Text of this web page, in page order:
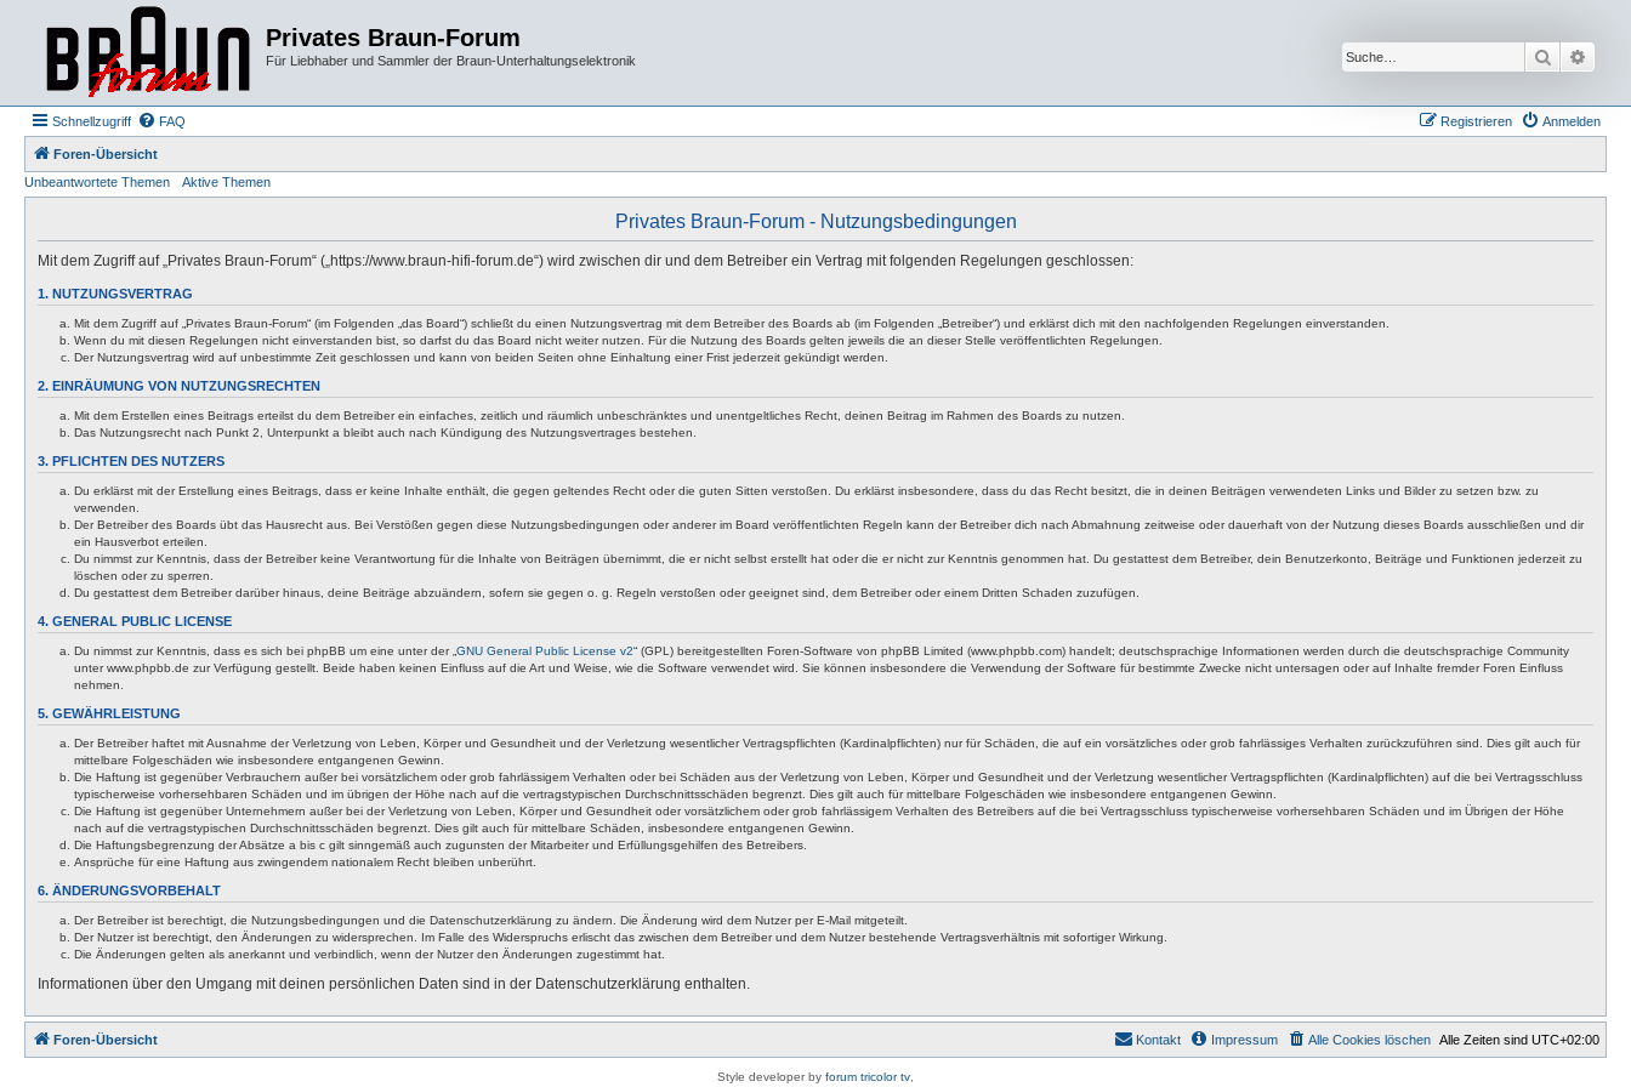
Privates Braun-Forum
Für Liebhaber und Sammler der Braun-Unterhaltungselektronik Suche
Schnellzugriff FAQ Anmelden
Registrieren
Foren-Übersicht
Unbeantwortete Themen
Aktive Themen
Privates Braun-Forum - Nutzungsbedingungen
Mit dem Zugriff auf „Privates Braun-Forum“ („https://www.braun-hifi-forum.de“) wird zwischen dir und dem Betreiber ein Vertrag mit folgenden Regelungen geschlossen:
1. NUTZUNGSVERTRAG
Mit dem Zugriff auf „Privates Braun-Forum“ (im Folgenden „das Board“) schließt du einen Nutzungsvertrag mit dem Betreiber des Boards ab (im Folgenden „Betreiber“) und erklärst dich mit den nachfolgenden Regelungen einverstanden.
Wenn du mit diesen Regelungen nicht einverstanden bist, so darfst du das Board nicht weiter nutzen. Für die Nutzung des Boards gelten jeweils die an dieser Stelle veröffentlichten Regelungen.
Der Nutzungsvertrag wird auf unbestimmte Zeit geschlossen und kann von beiden Seiten ohne Einhaltung einer Frist jederzeit gekündigt werden.
2. EINRÄUMUNG VON NUTZUNGSRECHTEN
Mit dem Erstellen eines Beitrags erteilst du dem Betreiber ein einfaches, zeitlich und räumlich unbeschränktes und unentgeltliches Recht, deinen Beitrag im Rahmen des Boards zu nutzen.
Das Nutzungsrecht nach Punkt 2, Unterpunkt a bleibt auch nach Kündigung des Nutzungsvertrages bestehen.
3. PFLICHTEN DES NUTZERS
Du erklärst mit der Erstellung eines Beitrags, dass er keine Inhalte enthält, die gegen geltendes Recht oder die guten Sitten verstoßen. Du erklärst insbesondere, dass du das Recht besitzt, die in deinen Beiträgen verwendeten Links und Bilder zu setzen bzw. zu
verwenden.
Der Betreiber des Boards übt das Hausrecht aus. Bei Verstößen gegen diese Nutzungsbedingungen oder anderer im Board veröffentlichten Regeln kann der Betreiber dich nach Abmahnung zeitweise oder dauerhaft von der Nutzung dieses Boards ausschließen und dir
ein Hausverbot erteilen.
Du nimmst zur Kenntnis, dass der Betreiber keine Verantwortung für die Inhalte von Beiträgen übernimmt, die er nicht selbst erstellt hat oder die er nicht zur Kenntnis genommen hat. Du gestattest dem Betreiber, dein Benutzerkonto, Beiträge und Funktionen jederzeit zu
löschen oder zu sperren.
Du gestattest dem Betreiber darüber hinaus, deine Beiträge abzuändern, sofern sie gegen o. g. Regeln verstoßen oder geeignet sind, dem Betreiber oder einem Dritten Schaden zuzufügen.
4. GENERAL PUBLIC LICENSE
Du nimmst zur Kenntnis, dass es sich bei phpBB um eine unter der „ GNU General Public License v2“ (GPL) bereitgestellten Foren-Software von phpBB Limited (www.phpbb.com) handelt; deutschsprachige Informationen werden durch die deutschsprachige Community
unter www.phpbb.de zur Verfügung gestellt. Beide haben keinen Einfluss auf die Art und Weise, wie die Software verwendet wird. Sie können insbesondere die Verwendung der Software für bestimmte Zwecke nicht untersagen oder auf Inhalte fremder Foren Einfluss
nehmen.
5. GEWÄHRLEISTUNG
Der Betreiber haftet mit Ausnahme der Verletzung von Leben, Körper und Gesundheit und der Verletzung wesentlicher Vertragspflichten (Kardinalpflichten) nur für Schäden, die auf ein vorsätzliches oder grob fahrlässiges Verhalten zurückzuführen sind. Dies gilt auch für
mittelbare Folgeschäden wie insbesondere entgangenen Gewinn.
Die Haftung ist gegenüber Verbrauchern außer bei vorsätzlichem oder grob fahrlässigem Verhalten oder bei Schäden aus der Verletzung von Leben, Körper und Gesundheit und der Verletzung wesentlicher Vertragspflichten (Kardinalpflichten) auf die bei Vertragsschluss
typischerweise vorhersehbaren Schäden und im übrigen der Höhe nach auf die vertragstypischen Durchschnittsschäden begrenzt. Dies gilt auch für mittelbare Folgeschäden wie insbesondere entgangenen Gewinn.
Die Haftung ist gegenüber Unternehmern außer bei der Verletzung von Leben, Körper und Gesundheit oder vorsätzlichem oder grob fahrlässigem Verhalten des Betreibers auf die bei Vertragsschluss typischerweise vorhersehbaren Schäden und im Übrigen der Höhe
nach auf die vertragstypischen Durchschnittsschäden begrenzt. Dies gilt auch für mittelbare Schäden, insbesondere entgangenen Gewinn.
Die Haftungsbegrenzung der Absätze a bis c gilt sinngemäß auch zugunsten der Mitarbeiter und Erfüllungsgehilfen des Betreibers.
Ansprüche für eine Haftung aus zwingendem nationalem Recht bleiben unberührt.
6. ÄNDERUNGSVORBEHALT
Der Betreiber ist berechtigt, die Nutzungsbedingungen und die Datenschutzerklärung zu ändern. Die Änderung wird dem Nutzer per E-Mail mitgeteilt.
Der Nutzer ist berechtigt, den Änderungen zu widersprechen. Im Falle des Widerspruchs erlischt das zwischen dem Betreiber und dem Nutzer bestehende Vertragsverhältnis mit sofortiger Wirkung.
Die Änderungen gelten als anerkannt und verbindlich, wenn der Nutzer den Änderungen zugestimmt hat.
Informationen über den Umgang mit deinen persönlichen Daten sind in der Datenschutzerklärung enthalten.
Foren-Übersicht Alle Zeiten sind UTC+02:00
Alle Cookies löschen
Impressum
Kontakt
Style developer by forum tricolor tv